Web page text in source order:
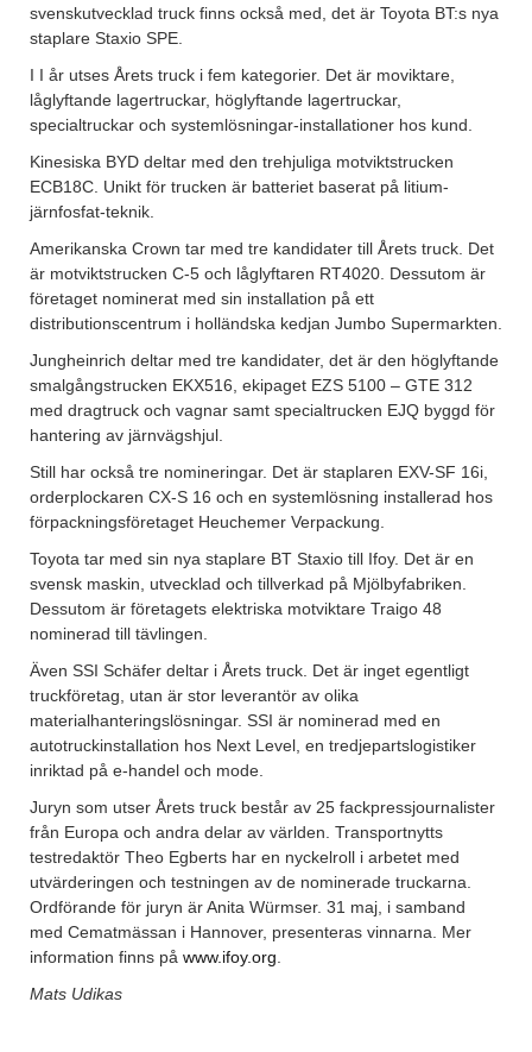
svenskutvecklad truck finns också med, det är Toyota BT:s nya
staplare Staxio SPE.
I I år utses Årets truck i fem kategorier. Det är moviktare,
låglyftande lagertruckar, höglyftande lagertruckar,
specialtruckar och systemlösningar-installationer hos kund.
Kinesiska BYD deltar med den trehjuliga motviktstrucken
ECB18C. Unikt för trucken är batteriet baserat på litium-
järnfosfat-teknik.
Amerikanska Crown tar med tre kandidater till Årets truck. Det
är motviktstrucken C-5 och låglyftaren RT4020. Dessutom är
företaget nominerat med sin installation på ett
distributionscentrum i holländska kedjan Jumbo Supermarkten.
Jungheinrich deltar med tre kandidater, det är den höglyftande
smalgångstrucken EKX516, ekipaget EZS 5100 – GTE 312
med dragtruck och vagnar samt specialtrucken EJQ byggd för
hantering av järnvägshjul.
Still har också tre nomineringar. Det är staplaren EXV-SF 16i,
orderplockaren CX-S 16 och en systemlösning installerad hos
förpackningsföretaget Heuchemer Verpackung.
Toyota tar med sin nya staplare BT Staxio till Ifoy. Det är en
svensk maskin, utvecklad och tillverkad på Mjölbyfabriken.
Dessutom är företagets elektriska motviktare Traigo 48
nominerad till tävlingen.
Även SSI Schäfer deltar i Årets truck. Det är inget egentligt
truckföretag, utan är stor leverantör av olika
materialhanteringslösningar. SSI är nominerad med en
autotruckinstallation hos Next Level, en tredjepartslogistiker
inriktad på e-handel och mode.
Juryn som utser Årets truck består av 25 fackpressjournalister
från Europa och andra delar av världen. Transportnytts
testredaktör Theo Egberts har en nyckelroll i arbetet med
utvärderingen och testningen av de nominerade truckarna.
Ordförande för juryn är Anita Würmser. 31 maj, i samband
med Cematmässan i Hannover, presenteras vinnarna. Mer
information finns på www.ifoy.org
Mats Udikas